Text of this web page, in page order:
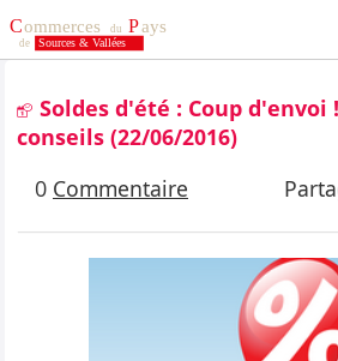
Soldes d'été : Coup d'envoi
conseils (22/06/2016)
0 Commentaire